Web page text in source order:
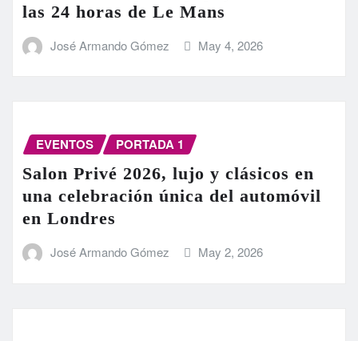
las 24 horas de Le Mans
José Armando Gómez May 4, 2026
EVENTOS PORTADA 1
Salon Privé 2026, lujo y clásicos en
una celebración única del automóvil
en Londres
José Armando Gómez May 2, 2026